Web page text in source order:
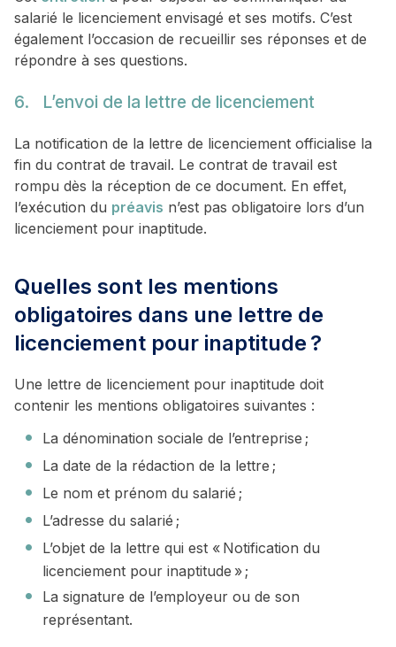
salarié le licenciement envisagé et ses motifs. C’est
également l’occasion de recueillir ses réponses et de
répondre à ses questions.
6. L’envoi de la lettre de licenciement
La notification de la lettre de licenciement officialise la
fin du contrat de travail. Le contrat de travail est
rompu dès la réception de ce document. En effet,
l’exécution du préavis n’est pas obligatoire lors d’un
licenciement pour inaptitude.
Quelles sont les mentions
obligatoires dans une lettre de
licenciement pour inaptitude ?
Une lettre de licenciement pour inaptitude doit
contenir les mentions obligatoires suivantes :
La dénomination sociale de l’entreprise ;
La date de la rédaction de la lettre ;
Le nom et prénom du salarié ;
L’adresse du salarié ;
L’objet de la lettre qui est « Notification du
licenciement pour inaptitude » ;
La signature de l’employeur ou de son
représentant.